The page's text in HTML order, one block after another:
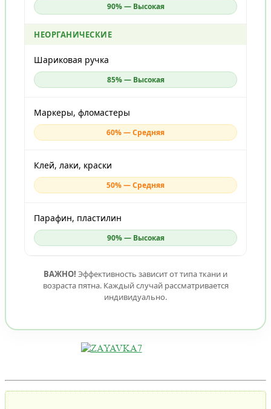
90% — Высокая
НЕОРГАНИЧЕСКИЕ
Шариковая ручка
85% — Высокая
Маркеры, фломастеры
60% — Средняя
Клей, лаки, краски
50% — Средняя
Парафин, пластилин
90% — Высокая
ВАЖНО! Эффективность зависит от типа ткани и
возраста пятна. Каждый случай рассматривается
индивидуально.